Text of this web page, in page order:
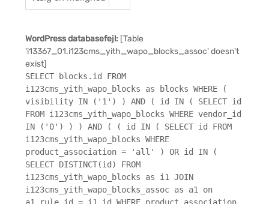
WordPress databasefejl: [Table
'i13367_01.i123cms_yith_wapo_blocks_assoc' doesn't
exist]
SELECT blocks.id FROM
i123cms_yith_wapo_blocks as blocks WHERE (
visibility IN ('1') ) AND ( id IN ( SELECT id
FROM i123cms_yith_wapo_blocks WHERE vendor_id
IN ('0') ) ) AND ( ( id IN ( SELECT id FROM
i123cms_yith_wapo_blocks WHERE
product_association = 'all' ) OR id IN (
SELECT DISTINCT(id) FROM
i123cms_yith_wapo_blocks as i1 JOIN
i123cms_yith_wapo_blocks_assoc as a1 on